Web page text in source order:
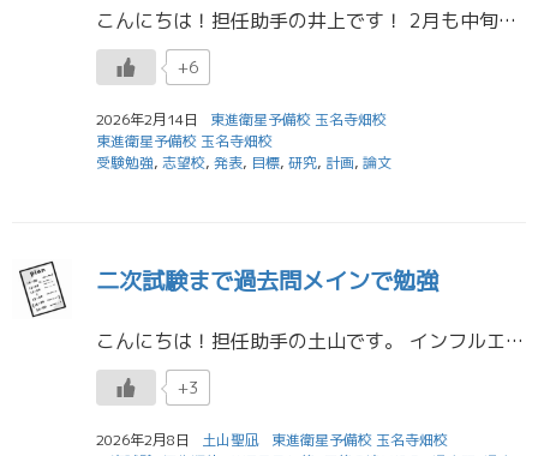
こんにちは！担任助手の井上です！ 2月も中旬になり、少しずつ私立大学の合格報告を聞けるようになってきました！ 合格できた方、おめでとうございます！ まだ、合格を持っていない人、本命がまだの人、国公立一本の人、様々な人がい […]
+6
2026年2月14日
東進衛星予備校 玉名寺畑校
東進衛星予備校 玉名寺畑校
受験勉強, 志望校, 発表, 目標, 研究, 計画, 論文
二次試験まで過去問メインで勉強
こんにちは！担任助手の土山です。 インフルエンザBが流行しており、学級閉鎖になっているところもあるようなのでしっかり体調には気をつけていきたいですね。 2月に入り、共通テストが終わって2次試験に向けて3年生は追い込みをか […]
+3
2026年2月8日 土山聖凪
東進衛星予備校 玉名寺畑校